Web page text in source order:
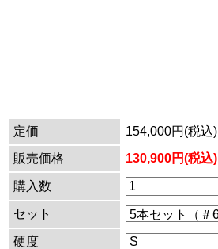
定価
154,000円(税込)
販売価格
130,900円(税込)
購入数
セット
硬度